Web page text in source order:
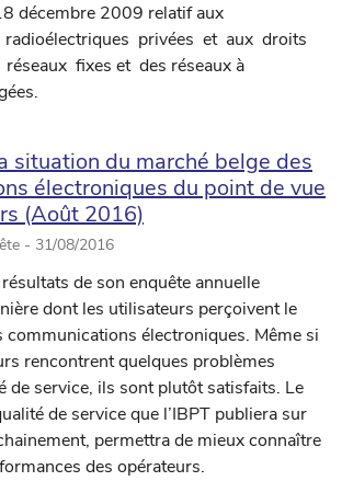
décembre 2009 relatif aux
privées et aux droits
fixes et des réseaux à
situation du marché belge des
électroniques du point de vue
(Août 2016)
- 31/08/2016
de son enquête annuelle
dont les utilisateurs perçoivent le
communications électroniques. Même si
rencontrent quelques problèmes
de service, ils sont plutôt satisfaits. Le
de service que l’IBPT publiera sur
permettra de mieux connaître
des opérateurs.